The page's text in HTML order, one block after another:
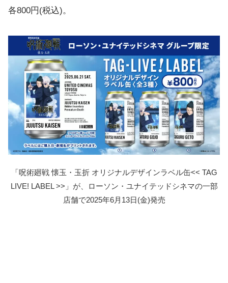
各800円(税込)。
「呪術廻戦 懐玉・玉折 オリジナルデザインラベル缶<< TAG
LIVE! LABEL >>」が、ローソン・ユナイテッドシネマの一部
店舗で2025年6月13日(金)発売